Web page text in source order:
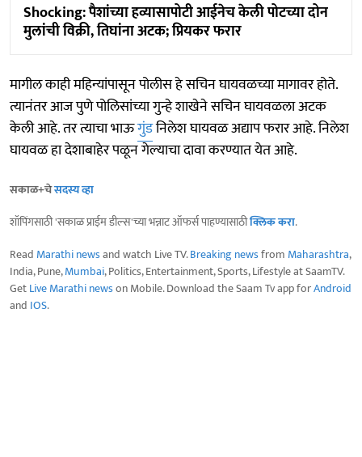
Shocking: पैशांच्या हव्यासापोटी आईनेच केली पोटच्या दोन
मुलांची विक्री, तिघांना अटक; प्रियकर फरार
मागील काही महिन्यांपासून पोलीस हे सचिन घायवळच्या मागावर होते.
त्यानंतर आज पुणे पोलिसांच्या गुन्हे शाखेने सचिन घायवळला अटक
केली आहे. तर त्याचा भाऊगुंडनिलेश घायवळ अद्याप फरार आहे. निलेश
घायवळ हा देशाबाहेर पळून गेल्याचा दावा करण्यात येत आहे.
सकाळ+चेसदस्य व्हा
शॉपिंगसाठी 'सकाळ प्राईम डील्स'च्या भन्नाट ऑफर्स पाहण्यासाठीक्लिक करा.
Read Marathi newsand watch Live TV.Breaking newsfrom Maharashtra,
India, Pune,Mumbai, Politics, Entertainment, Sports, Lifestyle at SaamTV.
GetLive Marathi newson Mobile. Download the Saam Tv app forAndroid
and IOS.